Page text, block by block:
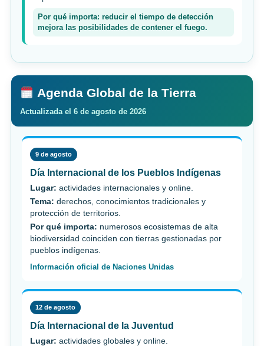
Por qué importa: reducir el tiempo de detección
mejora las posibilidades de contener el fuego.
Agenda Global de la Tierra
Actualizada el 6 de agosto de 2026
9 de agosto
Día Internacional de los Pueblos Indígenas
Lugar: actividades internacionales y online.
Tema: derechos, conocimientos tradicionales y
protección de territorios.
Por qué importa: numerosos ecosistemas de alta
biodiversidad coinciden con tierras gestionadas por
pueblos indígenas.
Información oficial de Naciones Unidas
12 de agosto
Día Internacional de la Juventud
Lugar: actividades globales y online.